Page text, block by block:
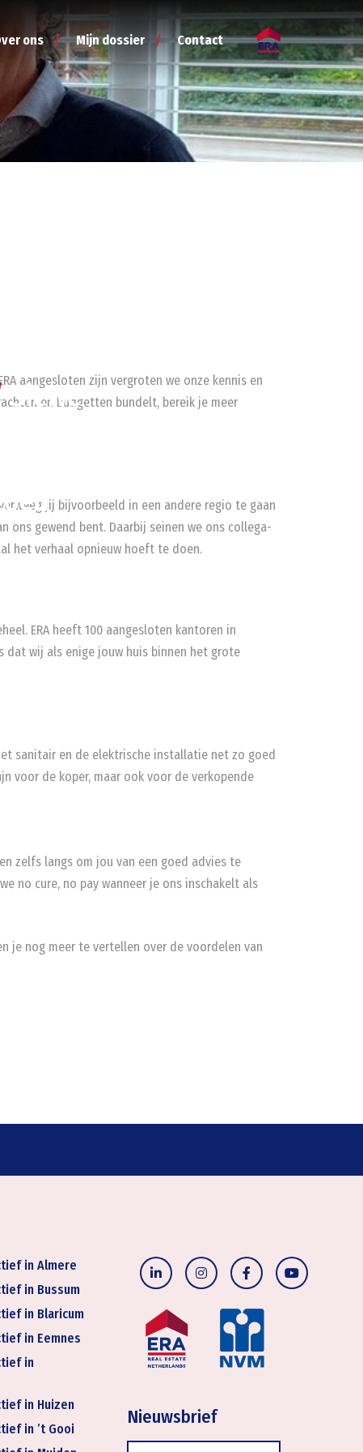
ons Mijn dossier Contact
Siewe
aangesloten zijn vergroten we onze kennis en
en budgetten bundelt, bereik je meer
jij bijvoorbeeld in een andere regio te gaan
ons gewend bent. Daarbij seinen we ons collega-
het verhaal opnieuw hoeft te doen.
ERA heeft 100 aangesloten kantoren in
dat wij als enige jouw huis binnen het grote
sanitair en de elektrische installatie net zo goed
voor de koper, maar ook voor de verkopende
zelfs langs om jou van een goed advies te
no cure, no pay wanneer je ons inschakelt als
je nog meer te vertellen over de voordelen van
in Almere
in Bussum
in Blaricum
in Eemnes
in
in Huizen
in ’t Gooi
Nieuwsbrief